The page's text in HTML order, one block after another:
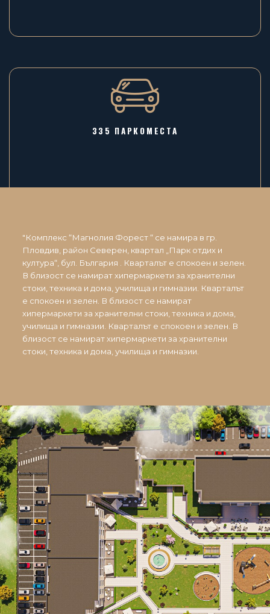
335 ПАРКОМЕСТА
"Комплекс “Магнолия Форест “ се намира в гр.
Пловдив, район Северен, квартал „Парк отдих и
култура“, бул. България . Кварталът е спокоен и зелен.
В близост се намират хипермаркети за хранителни
стоки, техника и дома, училища и гимназии. Кварталът
е спокоен и зелен. В близост се намират
хипермаркети за хранителни стоки, техника и дома,
училища и гимназии. Кварталът е спокоен и зелен. В
близост се намират хипермаркети за хранителни
стоки, техника и дома, училища и гимназии.